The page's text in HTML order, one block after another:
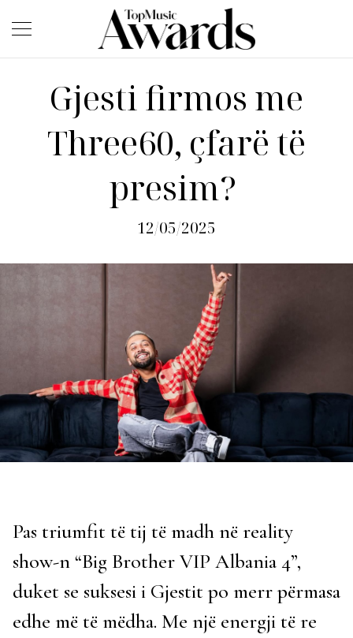
Gjesti firmos me
Three60, çfarë të
presim?
12/05/2025
Pas triumfit të tij të madh në reality
show-n “Big Brother VIP Albania 4”,
duket se suksesi i Gjestit po merr përmasa
edhe më të mëdha. Me një energji të re